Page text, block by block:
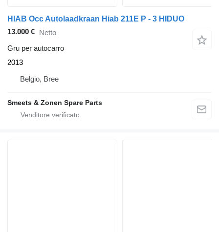
HIAB Occ Autolaadkraan Hiab 211E P - 3 HIDUO
13.000 € Netto
Gru per autocarro
2013
Belgio, Bree
Smeets & Zonen Spare Parts